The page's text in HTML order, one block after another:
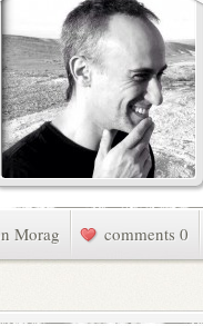
Morag 0 comments